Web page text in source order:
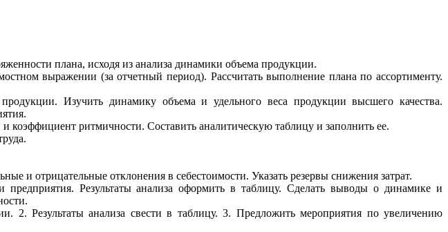
плана, исходя из анализа динамики объема продукции.
выражении (за отчетный период). Рассчитать выполнение плана по ассортименту.
Изучить динамику объема и удельного веса продукции высшего качества.
ритмичности. Составить аналитическую таблицу и заполнить ее.
и отрицательные отклонения в себестоимости. Указать резервы снижения затрат.
предприятия. Результаты анализа оформить в таблицу. Сделать выводы о динамике и
2. Результаты анализа свести в таблицу. 3. Предложить мероприятия по увеличению